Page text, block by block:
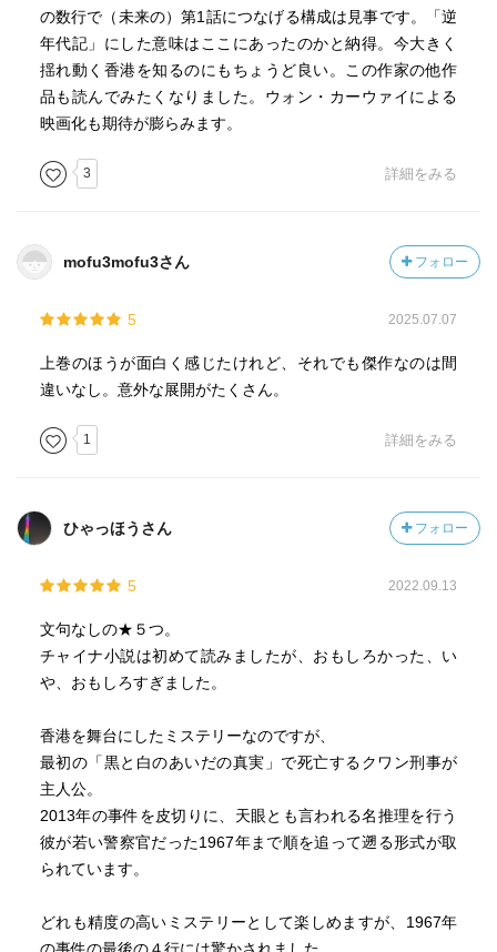
の数行で（未来の）第1話につなげる構成は見事です。「逆
年代記」にした意味はここにあったのかと納得。今大きく
揺れ動く香港を知るのにもちょうど良い。この作家の他作
品も読んでみたくなりました。ウォン・カーウァイによる
映画化も期待が膨らみます。
3 詳細をみる
mofu3mofu3さん フォロー
5 2025.07.07
上巻のほうが面白く感じたけれど、それでも傑作なのは間
違いなし。意外な展開がたくさん。
1 詳細をみる
ひゃっほうさん フォロー
5 2022.09.13
文句なしの★５つ。
チャイナ小説は初めて読みましたが、おもしろかった、い
や、おもしろすぎました。
香港を舞台にしたミステリーなのですが、
最初の「黒と白のあいだの真実」で死亡するクワン刑事が
主人公。
2013年の事件を皮切りに、天眼とも言われる名推理を行う
彼が若い警察官だった1967年まで順を追って遡る形式が取
られています。
どれも精度の高いミステリーとして楽しめますが、1967年